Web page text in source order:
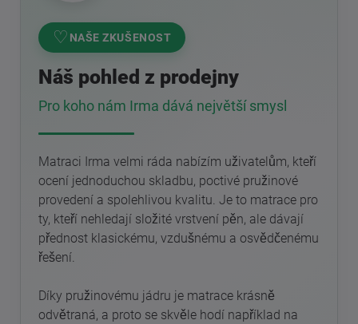
♡ NAŠE ZKUŠENOST
Náš pohled z prodejny
Pro koho nám Irma dává největší smysl
Matraci Irma velmi ráda nabízím uživatelům, kteří
ocení jednoduchou skladbu, poctivé pružinové
provedení a spolehlivou kvalitu. Je to matrace pro
ty, kteří nehledají složité vrstvení pěn, ale dávají
přednost klasickému, vzdušnému a osvědčenému
řešení.
Díky pružinovému jádru je matrace krásně
odvětraná, a proto se skvěle hodí například na